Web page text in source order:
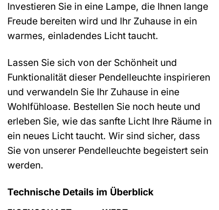
Investieren Sie in eine Lampe, die Ihnen lange
Freude bereiten wird und Ihr Zuhause in ein
warmes, einladendes Licht taucht.
Lassen Sie sich von der Schönheit und
Funktionalität dieser Pendelleuchte inspirieren
und verwandeln Sie Ihr Zuhause in eine
Wohlfühloase. Bestellen Sie noch heute und
erleben Sie, wie das sanfte Licht Ihre Räume in
ein neues Licht taucht. Wir sind sicher, dass
Sie von unserer Pendelleuchte begeistert sein
werden.
Technische Details im Überblick